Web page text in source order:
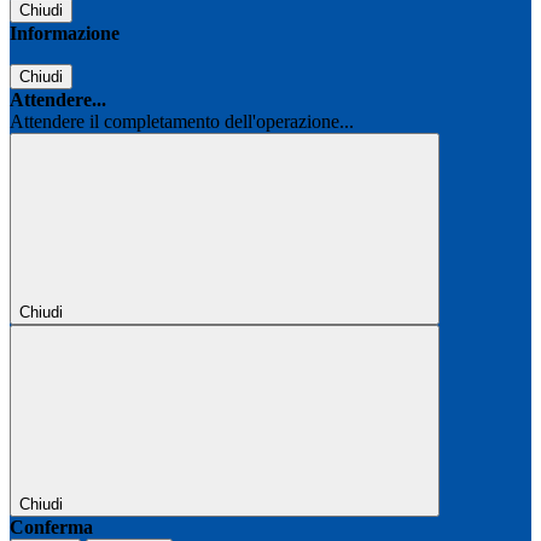
Chiudi
Informazione
Chiudi
Attendere...
Attendere il completamento dell'operazione...
Chiudi
Chiudi
Conferma